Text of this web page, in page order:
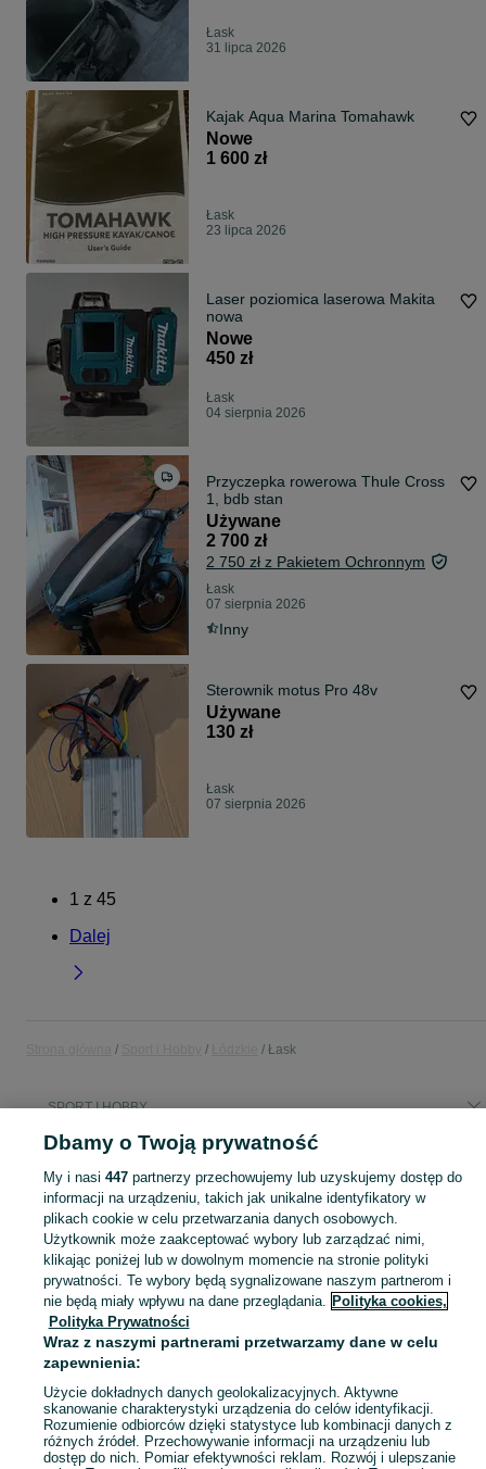
Łask
31 lipca 2026
Kajak Aqua Marina Tomahawk
Nowe
1 600 zł
Łask
23 lipca 2026
Laser poziomica laserowa Makita
nowa
Nowe
450 zł
Łask
04 sierpnia 2026
Przyczepka rowerowa Thule Cross
1, bdb stan
Używane
2 700 zł
2 750 zł z Pakietem Ochronnym
Łask
07 sierpnia 2026
Inny
Sterownik motus Pro 48v
Używane
130 zł
Łask
07 sierpnia 2026
1 z 45
Dalej
Łask
SPORT I HOBBY
Sprzedaż sprzętu sportowego i hobby Łask ▶️ Szeroki wybór produktów ✅ Nowe i używane w atrakcyjnych cenach ✌ Sprawdź ogłoszenia na OLX.pl!
Mapa kategorii
Mapa miejscowości
Mapa ministron
Popularne wyszukiwania
Dbamy o Twoją prywatność
My i nasi 447partnerzy przechowujemy lub uzyskujemy dostęp do
informacji na urządzeniu, takich jak unikalne identyfikatory w
plikach cookie w celu przetwarzania danych osobowych.
Użytkownik może zaakceptować wybory lub zarządzać nimi,
klikając poniżej lub w dowolnym momencie na stronie polityki
prywatności. Te wybory będą sygnalizowane naszym partnerom i
nie będą miały wpływu na dane przeglądania. Polityka cookies,
Polityka Prywatności
Wraz z naszymi partnerami przetwarzamy dane w celu
zapewnienia:
Użycie dokładnych danych geolokalizacyjnych. Aktywne
skanowanie charakterystyki urządzenia do celów identyfikacji.
Rozumienie odbiorców dzięki statystyce lub kombinacji danych z
różnych źródeł. Przechowywanie informacji na urządzeniu lub
dostęp do nich. Pomiar efektywności reklam. Rozwój i ulepszanie